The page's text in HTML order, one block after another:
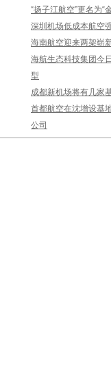
“扬子江航空”更名为“
深圳机场低成本航空
海南航空迎来两架崭
海航生态科技集团今
型
成都新机场将有几家
首都航空在沈增设基
公司